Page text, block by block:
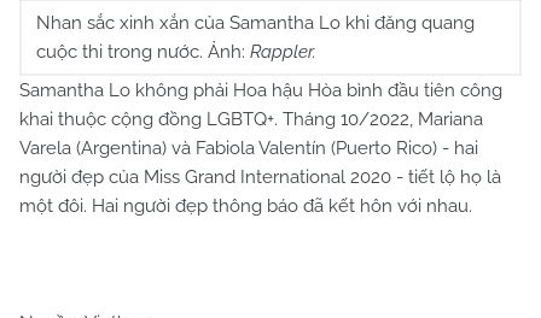
Nhan sắc xinh xắn của Samantha Lo khi đăng quang
cuộc thi trong nước. Ảnh: Rappler.
Samantha Lo không phải Hoa hậu Hòa bình đầu tiên công
khai thuộc cộng đồng LGBTQ+. Tháng 10/2022, Mariana
Varela (Argentina) và Fabiola Valentín (Puerto Rico) - hai
người đẹp của Miss Grand International 2020 - tiết lộ họ là
một đôi. Hai người đẹp thông báo đã kết hôn với nhau.